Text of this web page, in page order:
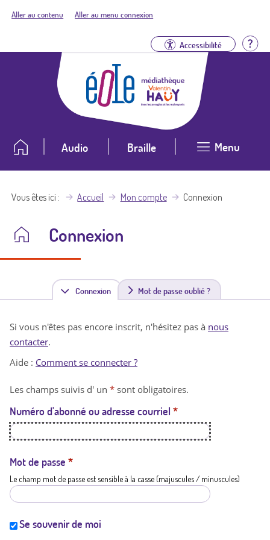
Aller au contenu Aller au menu connexion
Accessibilité
Audio Braille Menu
Vous êtes ici Accueil Mon compte Connexion
Connexion
Connexion(
n
t
a
t
i
Mot de passe oublié ?
Si vous n'êtes pas encore inscrit, n'hésitez pas à nous
contacter.
Aide : Comment se connecter ?
Les champs suivis d' un * sont obligatoires.
Numéro d'abonné ou adresse courriel *
Mot de passe *
Le champ mot de passe est sensible à la casse (majuscules / minuscules)
Se souvenir de moi